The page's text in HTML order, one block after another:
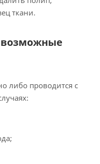
ткани.
возможные
либо проводится с